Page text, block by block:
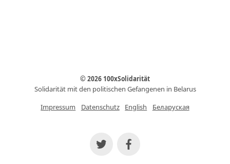
© 2026 100xSolidarität
Solidarität mit den politischen Gefangenen in Belarus
Impressum
Datenschutz English Беларуская